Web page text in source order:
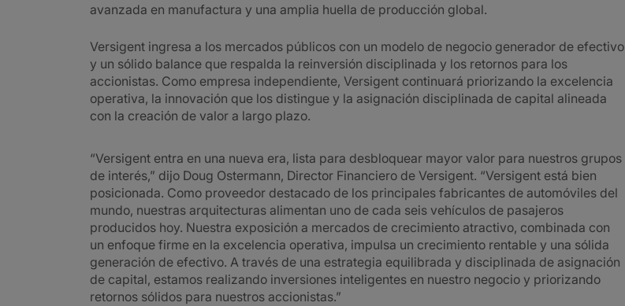
avanzada en manufactura y una amplia huella de producción global.
Versigent ingresa a los mercados públicos con un modelo de negocio generador de efectivo
y un sólido balance que respalda la reinversión disciplinada y los retornos para los
accionistas. Como empresa independiente, Versigent continuará priorizando la excelencia
operativa, la innovación que los distingue y la asignación disciplinada de capital alineada
con la creación de valor a largo plazo.
“Versigent entra en una nueva era, lista para desbloquear mayor valor para nuestros grupos
de interés,” dijo Doug Ostermann, Director Financiero de Versigent. “Versigent está bien
posicionada. Como proveedor destacado de los principales fabricantes de automóviles del
mundo, nuestras arquitecturas alimentan uno de cada seis vehículos de pasajeros
producidos hoy. Nuestra exposición a mercados de crecimiento atractivo, combinada con
un enfoque firme en la excelencia operativa, impulsa un crecimiento rentable y una sólida
generación de efectivo. A través de una estrategia equilibrada y disciplinada de asignación
de capital, estamos realizando inversiones inteligentes en nuestro negocio y priorizando
retornos sólidos para nuestros accionistas.”